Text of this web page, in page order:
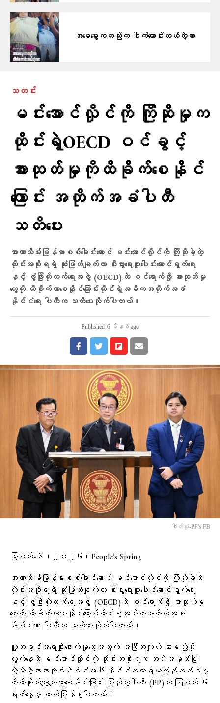
အမေမွေးကတည်းက ငါကံကောင်းတယ်တဲ့လား
သတင်း
မင်းအောင်လှိုင်ကို ကြိုဆိုမှုက
ထိုင်းရဲ့OECD ဝင်ခွင့်
အားထုတ်မှုကိုထိခိုက်စေနိုင်
ကြောင်း အတိုက်အခံပါတီ
သတိပေး
အာဏာသိမ်းမြန်မာစစ်ခေါင်းဆောင် မင်းအောင်လှိုင်ကို ကြိုဆိုခဲ့တဲ့
ထိုင်းအစိုးရရဲ့ ဆုံးဖြတ်ချက်ဟာ စီးပွားရေးပူးပေါင်းဆောင်ရွက်ရေး
နှင့် ဖွံ့ဖြိုးတိုးတက်ရေးအဖွဲ့ (OECD)ထဲ ဝင်ရောက်ဖို့ အားထုတ်မှု
တွေကို ထိခိုက်လာစေနိုင်ကြောင်းထိုင်းရဲ့အဓိကအတိုက်အခံ
နိုင်ငံရေး ပါတီက သတိပေးလိုက်ပါတယ်။
Published 6 မိနစ် ago
ဓါတ်ပုံ-PP's FB
သြဂုတ်-၆၊၂၀၂၆။People’s Spring
အာဏာသိမ်းမြန်မာစစ်ခေါင်းဆောင် မင်းအောင်လှိုင်ကို ကြိုဆိုခဲ့တဲ့
ထိုင်းအစိုးရရဲ့ ဆုံးဖြတ်ချက်ဟာ စီးပွားရေးပူးပေါင်းဆောင်ရွက်ရေး
နှင့် ဖွံ့ဖြိုးတိုးတက်ရေးအဖွဲ့ (OECD)ထဲ ဝင်ရောက်ဖို့ အားထုတ်မှု
တွေကို ထိခိုက်လာစေနိုင်ကြောင်းထိုင်းရဲ့အဓိကအတိုက်အခံ
နိုင်ငံရေး ပါတီက သတိပေးလိုက်ပါတယ်။
လူ့အခွင့်အရေးချိုးဖောက်မှုတွေအတွက် အကြီးအကျယ် နာမည်ဆိုး
ထွက်နေတဲ့ မင်းအောင်လှိုင်ကို ထိုင်းအစိုးရက အသိအမှတ်ပြု
ကြိုဆိုခဲ့တာဟာထိုင်းနိုင်ငံအပေါ် နိုင်ငံတကာရဲ့ယုံကြည်လက်ခံမှု
ကိုထိခိုက်လျော့ကျသွားစေနိုင်ကြောင်း ပြည်သူ့ပါတီ (PP)က ဩဂုတ် ၆
ရက်နေ့မှာ ထုတ်ပြန်ခဲ့ပါတယ်။